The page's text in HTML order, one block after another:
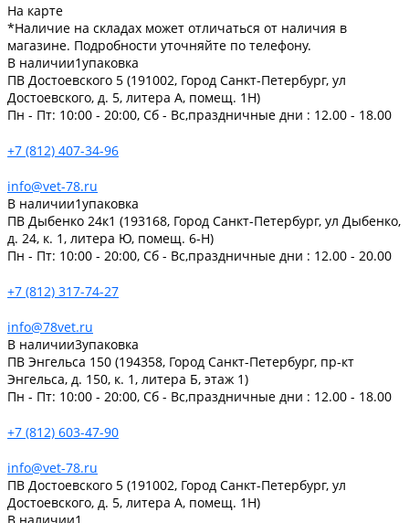
На карте
*Наличие на складах может отличаться от наличия в
магазине. Подробности уточняйте по телефону.
В наличии1упаковка
ПВ Достоевского 5 (191002, Город Санкт-Петербург, ул
Достоевского, д. 5, литера А, помещ. 1Н)
Пн - Пт: 10:00 - 20:00, Сб - Вс,праздничные дни : 12.00 - 18.00
+7 (812) 407-34-96
info@vet-78.ru
В наличии1упаковка
ПВ Дыбенко 24к1 (193168, Город Санкт-Петербург, ул Дыбенко,
д. 24, к. 1, литера Ю, помещ. 6-Н)
Пн - Пт: 10:00 - 20:00, Сб - Вс,праздничные дни : 12.00 - 20.00
+7 (812) 317-74-27
info@78vet.ru
В наличии3упаковка
ПВ Энгельса 150 (194358, Город Санкт-Петербург, пр-кт
Энгельса, д. 150, к. 1, литера Б, этаж 1)
Пн - Пт: 10:00 - 20:00, Сб - Вс,праздничные дни : 12.00 - 18.00
+7 (812) 603-47-90
info@vet-78.ru
ПВ Достоевского 5 (191002, Город Санкт-Петербург, ул
Достоевского, д. 5, литера А, помещ. 1Н)
В наличии1